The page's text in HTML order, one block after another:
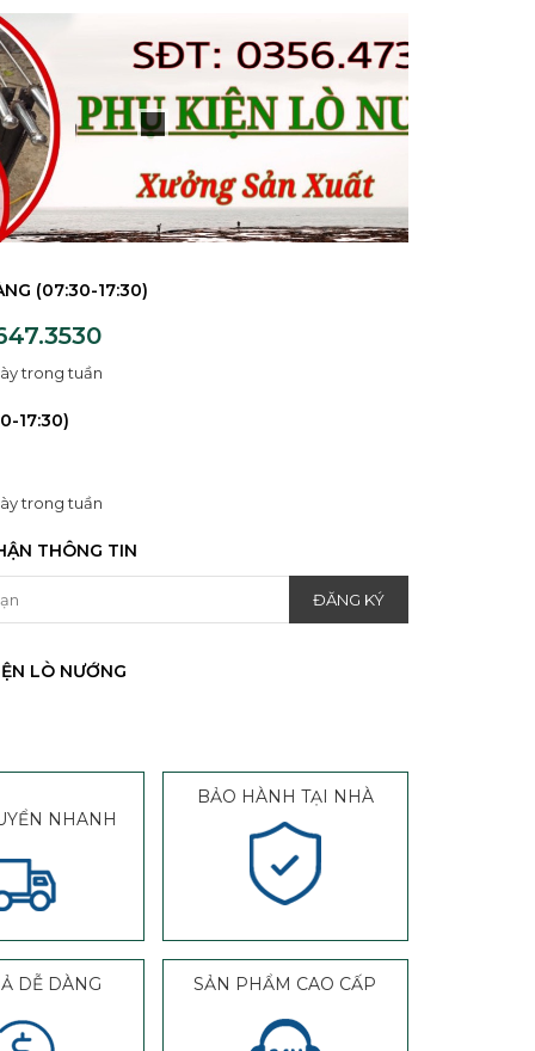
(07:30-17:30)
trong tuần
17:30)
trong tuần
THÔNG TIN
LÒ NƯỚNG
NHANH
BẢO HÀNH TẠI NHÀ
DỄ DÀNG SẢN PHẨM CAO CẤP